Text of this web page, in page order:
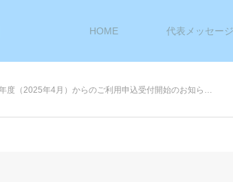
HOME 代表メッセージ
度（2025年4月）からのご利用申込受付開始のお知ら…